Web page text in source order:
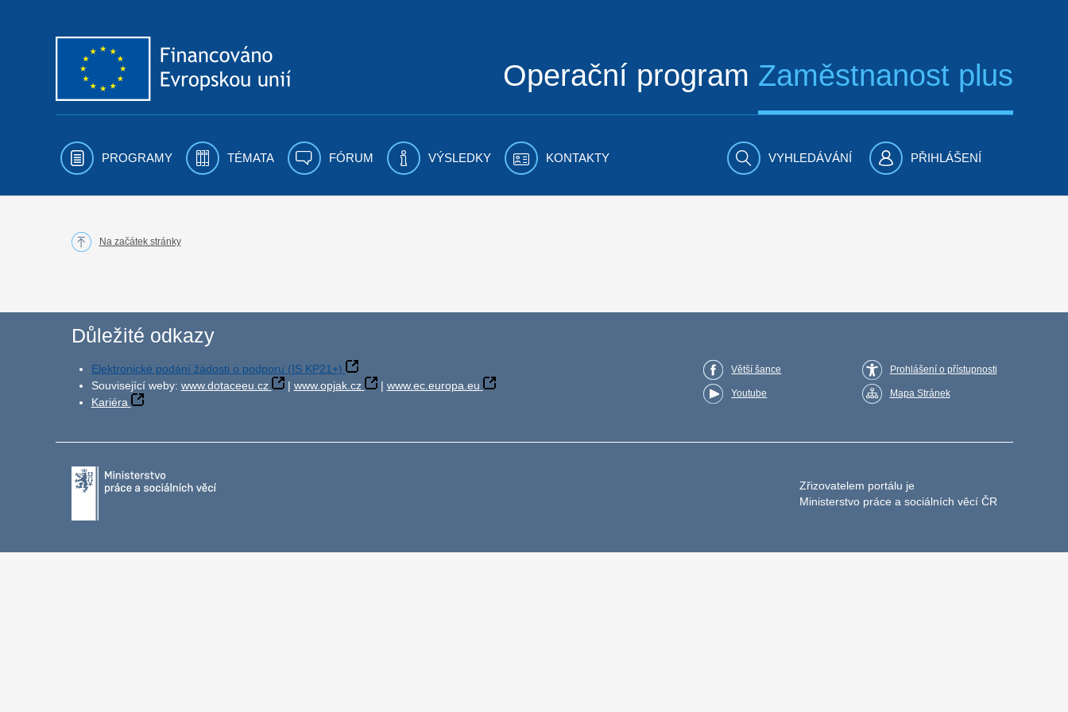
Operační program Zaměstnanost plus
PROGRAMY TÉMATA FÓRUM VÝSLEDKY KONTAKTY VYHLEDÁVÁNÍ PŘIHLÁŠENÍ
Na začátek stránky
Důležité odkazy
Elektronické podání žádosti o podporu (IS KP21+)
Související weby: www.dotaceeu.cz | www.opjak.cz | www.ec.europa.eu
Kariéra
Větší šance
Youtube
Prohlášení o přístupnosti
Mapa Stránek
Zřizovatelem portálu je
Ministerstvo práce a sociálních věcí ČR